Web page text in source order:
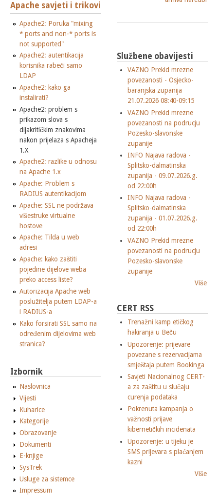
Apache savjeti i trikovi
Apache2: Poruka "mixing
* ports and non-* ports is
not supported"
Apache2: autentikacija
korisnika rabeći samo
LDAP
Apache2: kako ga
instalirati?
Apache2: problem s
prikazom slova s
dijakritičkim znakovima
nakon prijelaza s Apacheja
1.X
Apache2: razlike u odnosu
na Apache 1.x
Apache: Problem s
RADIUS autentikacijom
Apache: SSL ne podržava
višestruke virtualne
hostove
Apache: Tilda u web
adresi
Apache: kako zaštiti
pojedine dijelove weba
preko access liste?
Autorizacija Apache web
poslužitelja putem LDAP-a
i RADIUS-a
Kako forsirati SSL samo na
određenim dijelovima web
stranica?
Izbornik
Naslovnica
Vijesti
Kuharice
Kategorije
Obrazovanje
Dokumenti
E-knjige
SysTrek
Usluge za sistemce
Impressum
Službene obavijesti
VAZNO Prekid mrezne
povezanosti - Osjecko-
baranjska zupanija
21.07.2026 08:40-09:15
VAZNO Prekid mrezne
povezanosti na podrucju
Pozesko-slavonske
zupanije
INFO Najava radova -
Splitsko-dalmatinska
zupanija - 09.07.2026.g.
od 22:00h
INFO Najava radova -
Splitsko-dalmatinska
zupanija - 01.07.2026.g.
od 22:00h
VAZNO Prekid mrezne
povezanosti na podrucju
Pozesko-slavonske
zupanije
Više
CERT RSS
Trenažni kamp etičkog
hakiranja u Beču
Upozorenje: prijevare
povezane s rezervacijama
smještaja putem Bookinga
Savjeti Nacionalnog CERT-
a za zaštitu u slučaju
curenja podataka
Pokrenuta kampanja o
važnosti prijave
kibernetičkih incidenata
Upozorenje: u tijeku je
SMS prijevara s plaćanjem
kazni
Više